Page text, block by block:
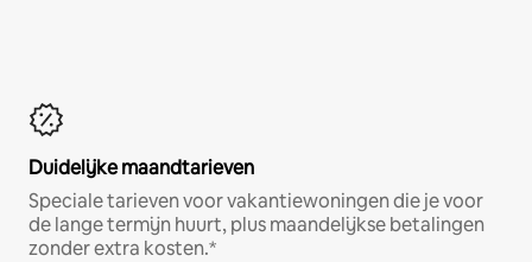
Duidelijke maandtarieven
Speciale tarieven voor vakantiewoningen die je voor
de lange termijn huurt, plus maandelijkse betalingen
zonder extra kosten.*